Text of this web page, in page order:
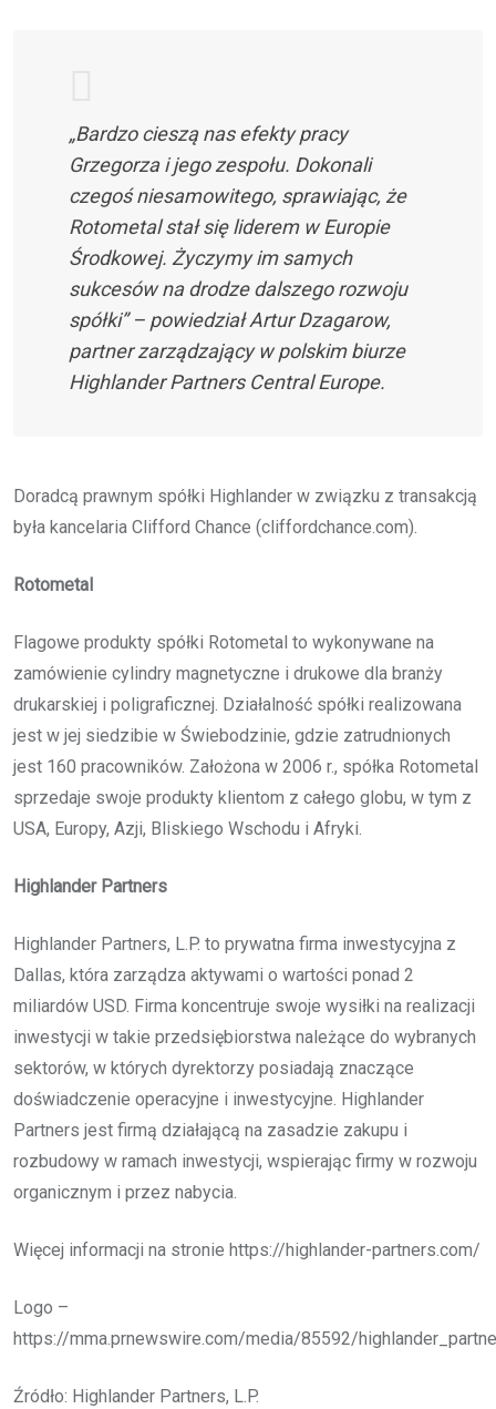
„Bardzo cieszą nas efekty pracy
Grzegorza i jego zespołu. Dokonali
czegoś niesamowitego, sprawiając, że
Rotometal stał się liderem w Europie
Środkowej. Życzymy im samych
sukcesów na drodze dalszego rozwoju
spółki” – powiedział Artur Dzagarow,
partner zarządzający w polskim biurze
Highlander Partners Central Europe.
Doradcą prawnym spółki Highlander w związku z transakcją
była kancelaria Clifford Chance (cliffordchance.com).
Rotometal
Flagowe produkty spółki Rotometal to wykonywane na
zamówienie cylindry magnetyczne i drukowe dla branży
drukarskiej i poligraficznej. Działalność spółki realizowana
jest w jej siedzibie w Świebodzinie, gdzie zatrudnionych
jest 160 pracowników. Założona w 2006 r., spółka Rotometal
sprzedaje swoje produkty klientom z całego globu, w tym z
USA, Europy, Azji, Bliskiego Wschodu i Afryki.
Highlander Partners
Highlander Partners, L.P. to prywatna firma inwestycyjna z
Dallas, która zarządza aktywami o wartości ponad 2
miliardów USD. Firma koncentruje swoje wysiłki na realizacji
inwestycji w takie przedsiębiorstwa należące do wybranych
sektorów, w których dyrektorzy posiadają znaczące
doświadczenie operacyjne i inwestycyjne. Highlander
Partners jest firmą działającą na zasadzie zakupu i
rozbudowy w ramach inwestycji, wspierając firmy w rozwoju
organicznym i przez nabycia.
Więcej informacji na stronie https://highlander-partners.com/
Logo –
https://mma.prnewswire.com/media/85592/
Źródło: Highlander Partners, L.P.